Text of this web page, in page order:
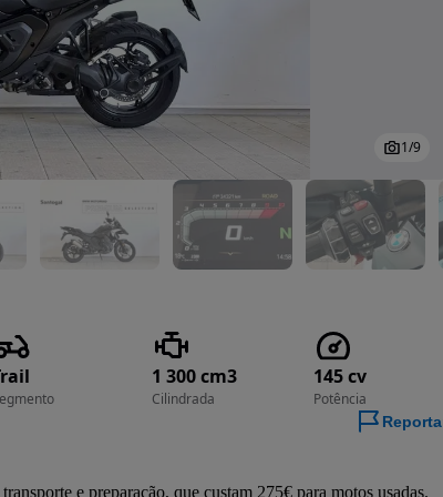
1/9
1 300 cm3
Cilindrada
145 cv
Potência
e preparação, que custam 275€ para motos usadas.